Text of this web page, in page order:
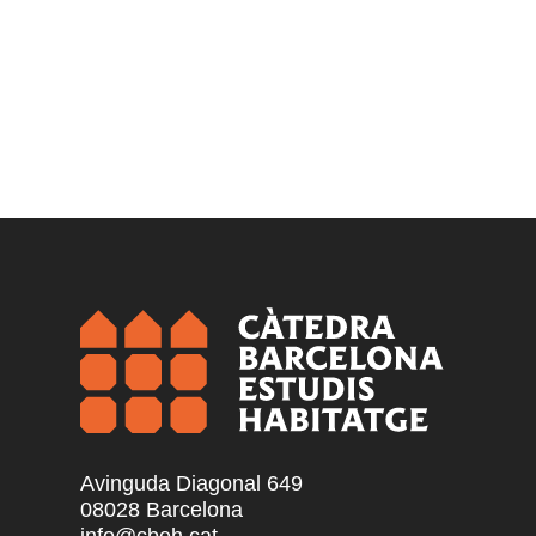
Avinguda Diagonal 649
08028 Barcelona